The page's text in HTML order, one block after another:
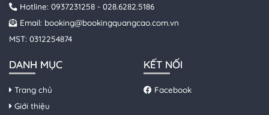
Hotline: 0937231258 - 028.6282.5186
Email: booking@bookingquangcao.com.vn
MST: 0312254874
DANH MỤC
Trang chủ
Giới thiệu
KẾT NỐI
Facebook